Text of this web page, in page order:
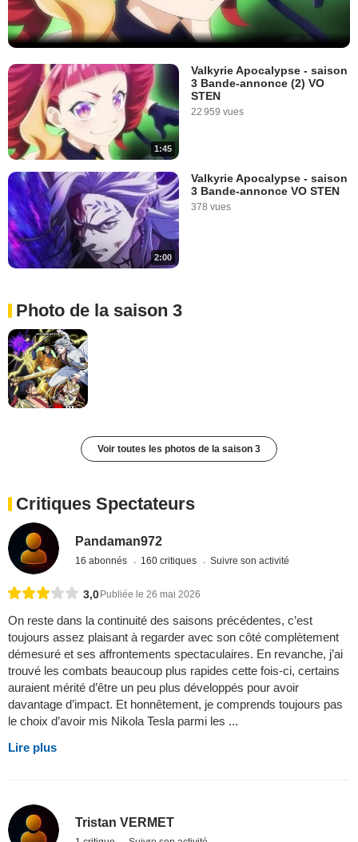
1:45
Valkyrie Apocalypse - saison
3 Bande-annonce (2) VO
STEN
22 959 vues
2:00
Valkyrie Apocalypse - saison
3 Bande-annonce VO STEN
378 vues
Photo de la saison 3
Voir toutes les photos de la saison 3
Critiques Spectateurs
Pandaman972
16 abonnés 160 critiques Suivre son activité
3,0Publiée le 26 mai 2026
On reste dans la continuité des saisons précédentes, c’est
toujours assez plaisant à regarder avec son côté complètement
démesuré et ses affrontements spectaculaires. En revanche, j’ai
trouvé les combats beaucoup plus rapides cette fois-ci, certains
auraient mérité d’être un peu plus développés pour avoir
davantage d’impact. Et honnêtement, je comprends toujours pas
le choix d’avoir mis Nikola Tesla parmi les ...
Lire plus
Tristan VERMET